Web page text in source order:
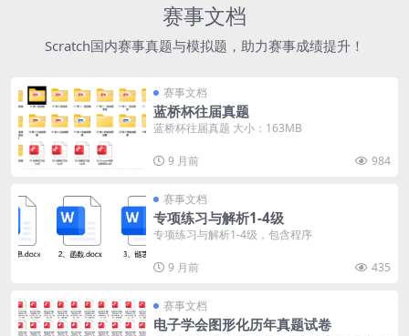
赛事文档
Scratch国内赛事真题与模拟题，助力赛事成绩提升！
赛事文档
蓝桥杯往届真题
蓝桥杯往届真题 大小：163MB
9 月前 984
赛事文档
专项练习与解析1-4级
专项练习与解析1-4级，包含程序
9 月前 435
赛事文档
电子学会图形化历年真题试卷